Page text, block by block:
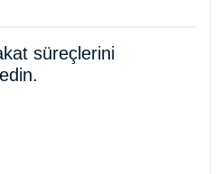
süreçlerini